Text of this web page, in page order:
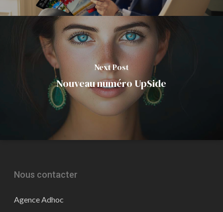
Next Post
Nouveau numéro UpSide
Nous contacter
Agence Adhoc